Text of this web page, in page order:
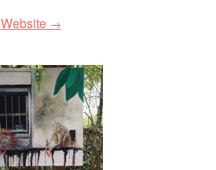
Website